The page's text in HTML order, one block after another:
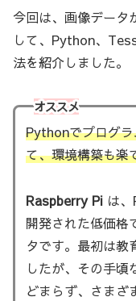
今回は、画像データ
して、Python、
法を紹介しました。
オススメ
Pythonでプログ
て、環境構築も楽
Raspberry Piは、
開発された低価格
タです。最初は教
したが、その手頃
どまらず、さまざ